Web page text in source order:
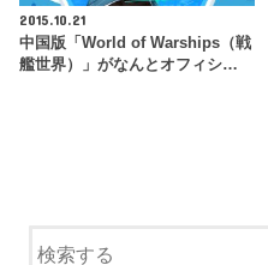
2015.10.21
中国版「World of Warships（戦
艦世界）」がなんとオフィシ…